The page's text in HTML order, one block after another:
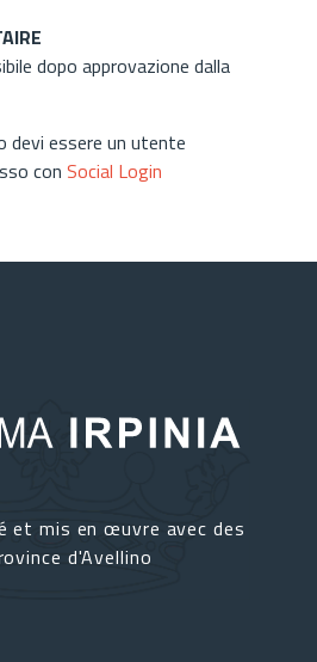
dopo approvazione dalla
devi essere un utente
con Social Login
et mis en œuvre avec des
d'Avellino